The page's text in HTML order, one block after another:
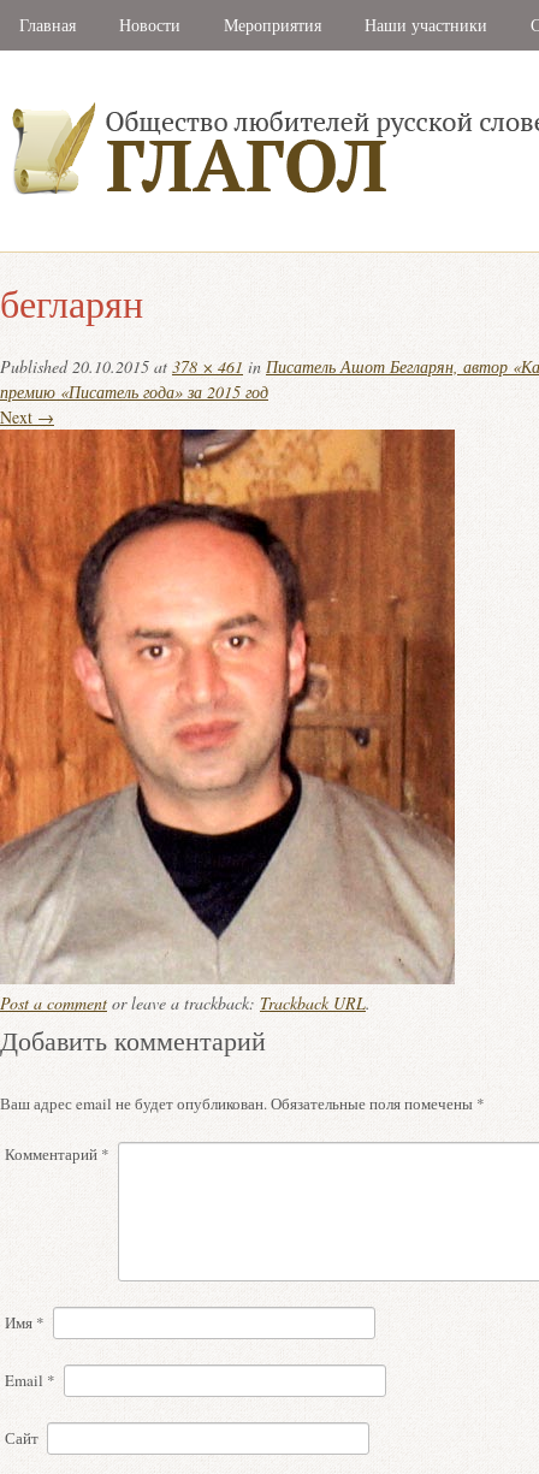
Главная Новости Мероприятия Наши участники
бегларян
Published20.10.2015 at 378 × 461 in Писатель Ашот Бегларян, автор
премию «Писатель года» за 2015 год
Next →
Post a comment or leave a trackback: Trackback URL.
Добавить комментарий
Ваш адрес email не будет опубликован.Обязательные поля помечены *
Комментарий *
Имя *
Email *
Сайт